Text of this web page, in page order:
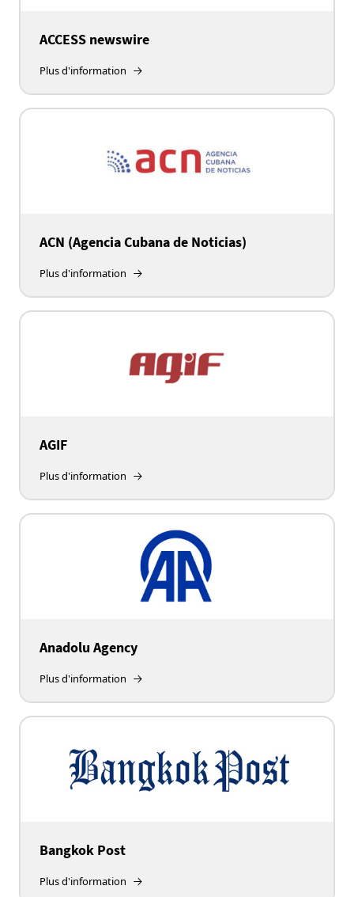
ACCESS newswire
Plus d'information
ACN (Agencia Cubana de Noticias)
Plus d'information
AGIF
Plus d'information
Anadolu Agency
Plus d'information
Bangkok Post
Plus d'information